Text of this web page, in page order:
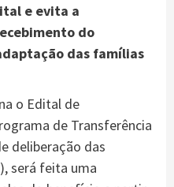
e evita a
do
das famílias
o Edital de
de Transferência
deliberação das
será feita uma